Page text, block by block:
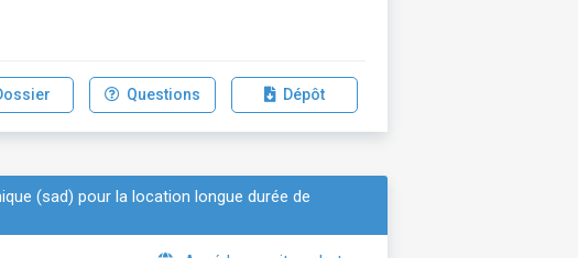
Questions Dépôt
(sad) pour la location longue durée de